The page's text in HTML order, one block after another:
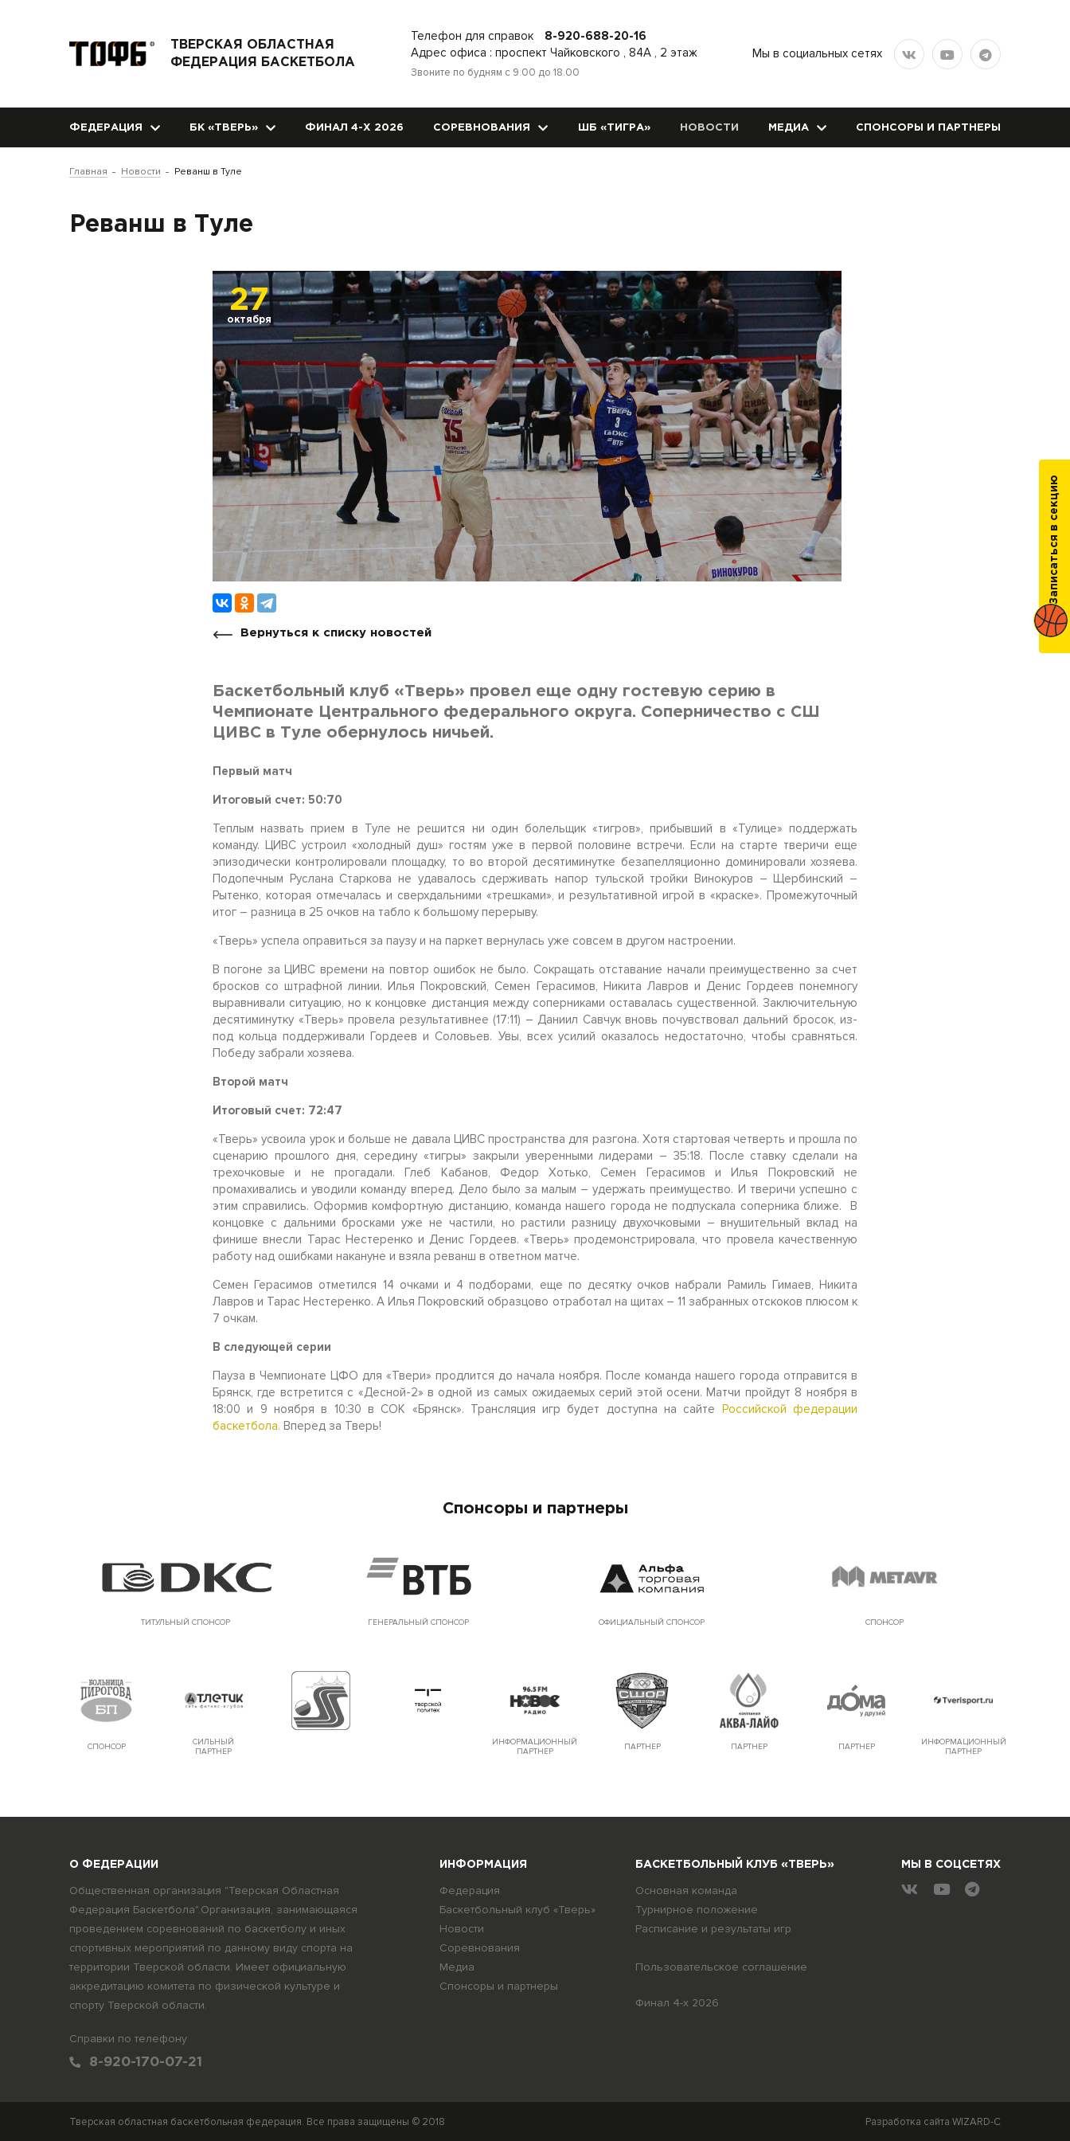
ТВЕРСКАЯ ОБЛАСТНАЯ
ФЕДЕРАЦИЯ БАСКЕТБОЛА
Телефон для справок
8-920-688-20-16
Адрес офиса : проспект Чайковского , 84А , 2 этаж
Звоните по будням с 9.00 до 18.00
Мы в социальных сетях
Записаться в секцию
ФЕДЕРАЦИЯ БК «ТВЕРЬ» ФИНАЛ 4-Х 2026 СОРЕВНОВАНИЯ ШБ «ТИГРА» НОВОСТИ МЕДИА СПОНСОРЫ И ПАРТНЕРЫ
Главная Новости Реванш в Туле
Реванш в Туле
27
октября
Вернуться к списку новостей
Баскетбольный клуб «Тверь» провел еще одну гостевую серию в
Чемпионате Центрального федерального округа. Соперничество с СШ
ЦИВС в Туле обернулось ничьей.
Первый матч
Итоговый счет: 50:70
Теплым назвать прием в Туле не решится ни один болельщик «тигров», прибывший в «Тулице» поддержать
команду. ЦИВС устроил «холодный душ» гостям уже в первой половине встречи. Если на старте тверичи еще
эпизодически контролировали площадку, то во второй десятиминутке безапелляционно доминировали хозяева.
Подопечным Руслана Старкова не удавалось сдерживать напор тульской тройки Винокуров – Щербинский –
Рытенко, которая отмечалась и сверхдальними «трешками», и результативной игрой в «краске». Промежуточный
итог – разница в 25 очков на табло к большому перерыву.
«Тверь» успела оправиться за паузу и на паркет вернулась уже совсем в другом настроении.
В погоне за ЦИВС времени на повтор ошибок не было. Сокращать отставание начали преимущественно за счет
бросков со штрафной линии. Илья Покровский, Семен Герасимов, Никита Лавров и Денис Гордеев понемногу
выравнивали ситуацию, но к концовке дистанция между соперниками оставалась существенной. Заключительную
десятиминутку «Тверь» провела результативнее (17:11) – Даниил Савчук вновь почувствовал дальний бросок, из-
под кольца поддерживали Гордеев и Соловьев. Увы, всех усилий оказалось недостаточно, чтобы сравняться.
Победу забрали хозяева.
Второй матч
Итоговый счет: 72:47
«Тверь» усвоила урок и больше не давала ЦИВС пространства для разгона. Хотя стартовая четверть и прошла по
сценарию прошлого дня, середину «тигры» закрыли уверенными лидерами – 35:18. После ставку сделали на
трехочковые и не прогадали. Глеб Кабанов, Федор Хотько, Семен Герасимов и Илья Покровский не
промахивались и уводили команду вперед. Дело было за малым – удержать преимущество. И тверичи успешно с
этим справились. Оформив комфортную дистанцию, команда нашего города не подпускала соперника ближе. В
концовке с дальними бросками уже не частили, но растили разницу двухочковыми – внушительный вклад на
финише внесли Тарас Нестеренко и Денис Гордеев. «Тверь» продемонстрировала, что провела качественную
работу над ошибками накануне и взяла реванш в ответном матче.
Семен Герасимов отметился 14 очками и 4 подборами, еще по десятку очков набрали Рамиль Гимаев, Никита
Лавров и Тарас Нестеренко. А Илья Покровский образцово отработал на щитах – 11 забранных отскоков плюсом к
7 очкам.
В следующей серии
Пауза в Чемпионате ЦФО для «Твери» продлится до начала ноября. После команда нашего города отправится в
Брянск, где встретится с «Десной-2» в одной из самых ожидаемых серий этой осени. Матчи пройдут 8 ноября в
18:00 и 9 ноября в 10:30 в СОК «Брянск». Трансляция игр будет доступна на сайте Российской федерации
баскетбола. Вперед за Тверь!
Спонсоры и партнеры
ТИТУЛЬНЫЙ СПОНСОР ГЕНЕРАЛЬНЫЙ СПОНСОР ОФИЦИАЛЬНЫЙ СПОНСОР СПОНСОР
СПОНСОР
СИЛЬНЫЙ
ПАРТНЕР
ИНФОРМАЦИОННЫЙ
ПАРТНЕР
ПАРТНЕР ПАРТНЕР ПАРТНЕР
ИНФОРМАЦИОННЫЙ
ПАРТНЕР
О ФЕДЕРАЦИИ
Общественная организация "Тверская Областная
Федерация Баскетбола".Организация, занимающаяся
проведением соревнований по баскетболу и иных
спортивных мероприятий по данному виду спорта на
территории Тверской области. Имеет официальную
аккредитацию комитета по физической культуре и
спорту Тверской области.
Справки по телефону
8-920-170-07-21
ИНФОРМАЦИЯ
Федерация
Баскетбольный клуб «Тверь»
Новости
Соревнования
Медиа
Спонсоры и партнеры
БАСКЕТБОЛЬНЫЙ КЛУБ «ТВЕРЬ»
Основная команда
Турнирное положение
Расписание и результаты игр
Пользовательское соглашение
Финал 4-х 2026
МЫ В СОЦСЕТЯХ
Тверская областная баскетбольная федерация. Все права защищены © 2018 Разработка сайта WIZARD-C